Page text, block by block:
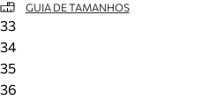
Acompanhe seus pedidos e
GUIA DE TAMANHOS
33
34
35
36